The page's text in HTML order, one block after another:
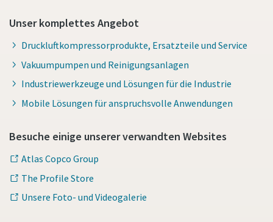
Unser komplettes Angebot
Druckluftkompressorprodukte, Ersatzteile und Service
Vakuumpumpen und Reinigungsanlagen
Industriewerkzeuge und Lösungen für die Industrie
Mobile Lösungen für anspruchsvolle Anwendungen
Besuche einige unserer verwandten Websites
Atlas Copco Group
The Profile Store
Unsere Foto- und Videogalerie